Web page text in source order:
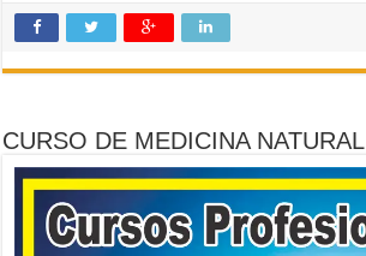
CURSO DE MEDICINA NATURAL